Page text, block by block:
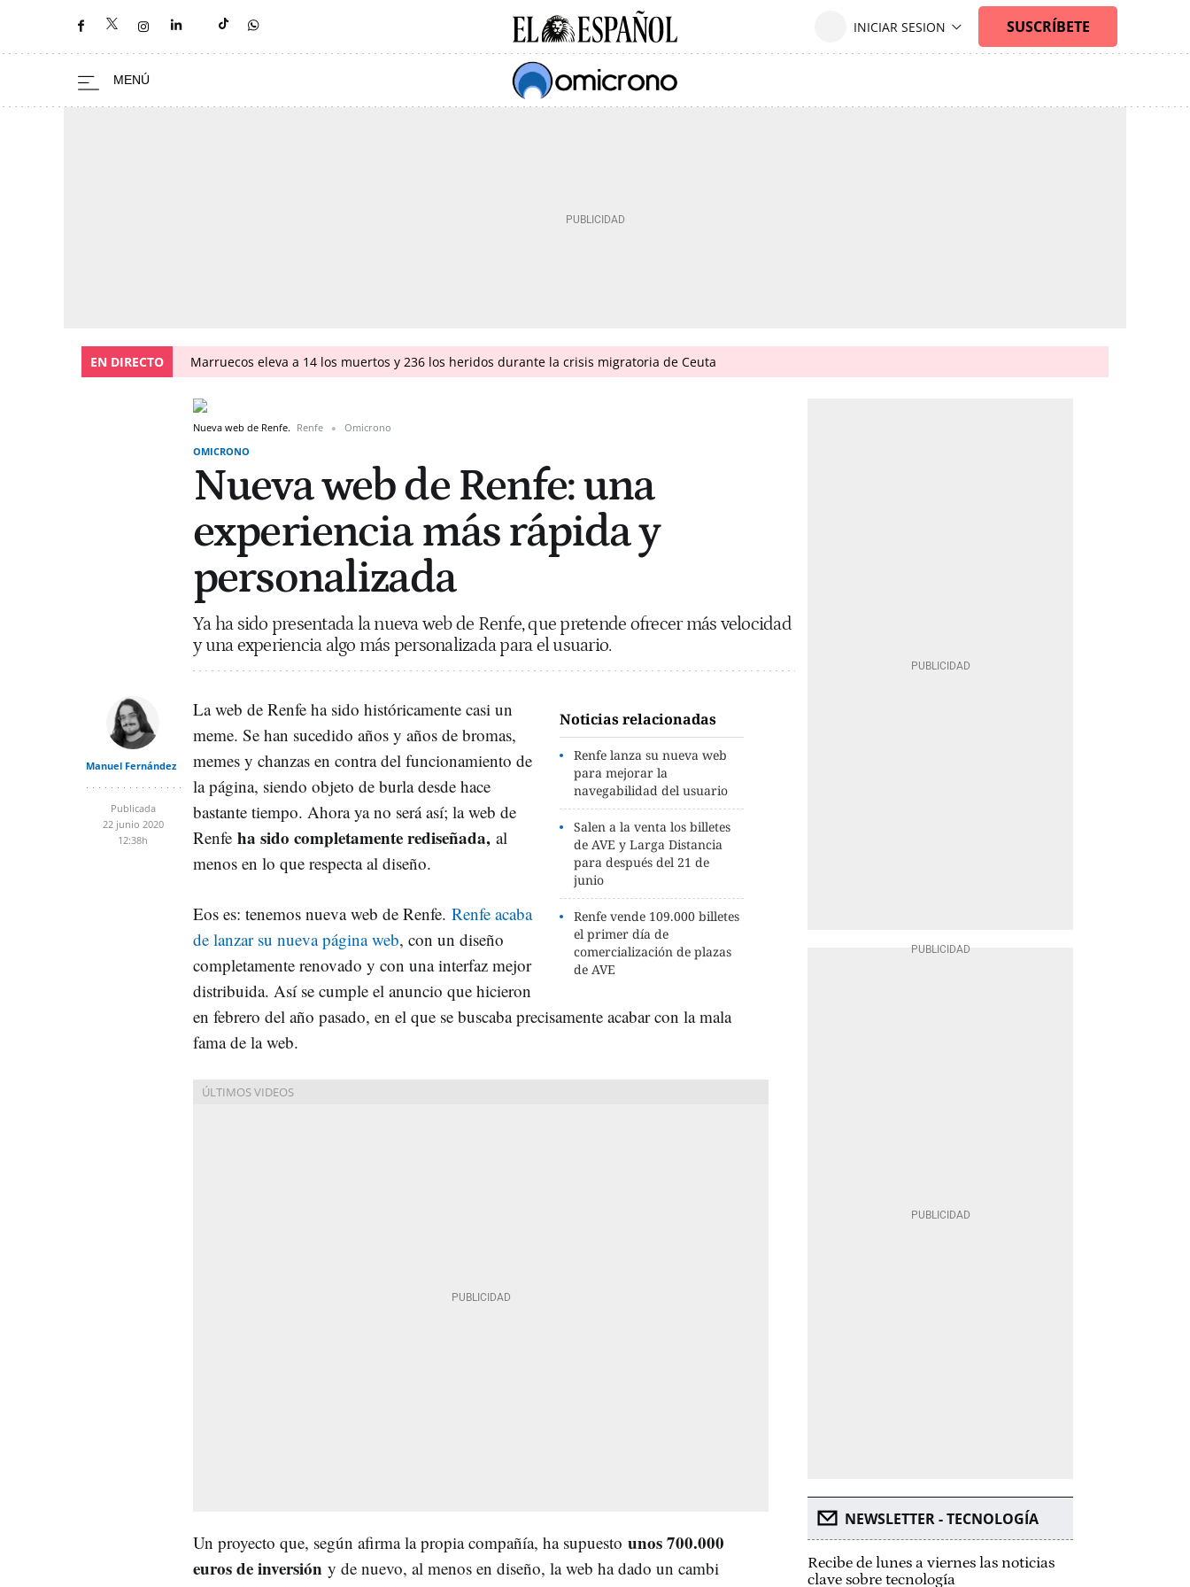
EN DIRECTO Marruecos eleva a 14 los muertos y 236 los heridos durante la crisis migratoria de Ceuta
Nueva web de Renfe. Renfe
Omicrono
OMICRONO
Nueva web de Renfe: una
experiencia más rápida y
personalizada
Ya ha sido presentada la nueva web de Renfe, que pretende ofrecer más velocidad
y una experiencia algo más personalizada para el usuario.
Manuel Fernández
Publicada
22 junio 2020
12:38h
Noticias relacionadas
Renfe lanza su nueva web
para mejorar la
navegabilidad del usuario
Salen a la venta los billetes
de AVE y Larga Distancia
para después del 21 de
junio
Renfe vende 109.000 billetes
el primer día de
comercialización de plazas
de AVE
La web de Renfe ha sido históricamente casi un
meme. Se han sucedido años y años de bromas,
memes y chanzas en contra del funcionamiento de
la página, siendo objeto de burla desde hace
bastante tiempo. Ahora ya no será así; la web de
Renfe ha sido completamente rediseñada, al
menos en lo que respecta al diseño.
Eos es: tenemos nueva web de Renfe. Renfe acaba
de lanzar su nueva página web, con un diseño
completamente renovado y con una interfaz mejor
distribuida. Así se cumple el anuncio que hicieron
en febrero del año pasado, en el que se buscaba precisamente acabar con la mala
fama de la web.
Un proyecto que, según afirma la propia compañía, ha supuesto unos 700.000
euros de inversión y de nuevo, al menos en diseño, la web ha dado un cambi
NEWSLETTER - TECNOLOGÍA
Recibe de lunes a viernes las noticias
clave sobre tecnología